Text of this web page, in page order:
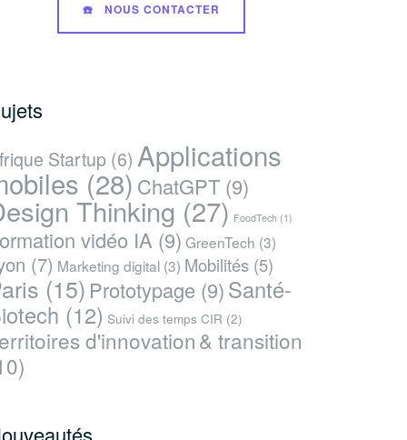
☎️ NOUS CONTACTER
Startup (6) Applications
(28) ChatGPT (9)
Thinking (27) FoodTech (1)
vidéo IA (9) GreenTech (3)
(7) Marketing digital (3) Mobilités (5)
(15) Prototypage (9)Santé-
(12) Suivi des temps CIR (2)
d'innovation & transition